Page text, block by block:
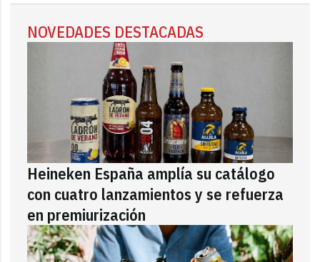
NOVEDADES DESTACADAS
Heineken España amplía su catálogo
con cuatro lanzamientos y se refuerza
en premiurización